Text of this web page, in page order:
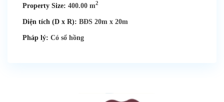
Property Size: 400.00 m2
Diện tích (D x R): BĐS 20m x 20m
Pháp lý: Có sổ hồng